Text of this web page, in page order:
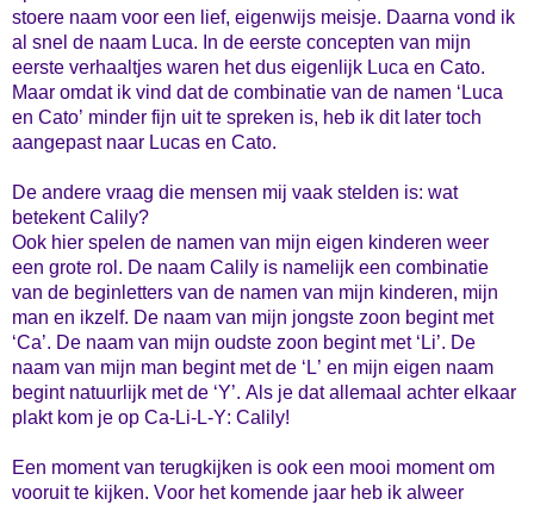
stoere naam voor een lief, eigenwijs meisje. Daarna vond ik
al snel de naam Luca. In de eerste concepten van mijn
eerste verhaaltjes waren het dus eigenlijk Luca en Cato.
Maar omdat ik vind dat de combinatie van de namen ‘Luca
en Cato’ minder fijn uit te spreken is, heb ik dit later toch
aangepast naar Lucas en Cato.
De andere vraag die mensen mij vaak stelden is: wat
betekentCalily?
Ook hier spelen de namen van mijn eigen kinderen weer
een grote rol. De naam Calily is namelijk een combinatie
van de beginletters van de namen van mijn kinderen, mijn
man en ikzelf. De naam van mijn jongste zoon begint met
‘Ca’. De naam van mijn oudste zoon begint met ‘Li’. De
naam van mijn man begint met de ‘L’ en mijn eigen naam
begint natuurlijk met de ‘Y’. Als je dat allemaal achter elkaar
plakt kom je op Ca-Li-L-Y: Calily!
Een moment van terugkijken is ook een mooi moment om
vooruit te kijken. Voor het komende jaar heb ik alweer